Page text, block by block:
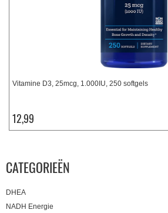
CATEGORIEËN
DHEA
NADH Energie
Vitamine D3, 25mcg, 1.000IU, 250 softgels
12,99